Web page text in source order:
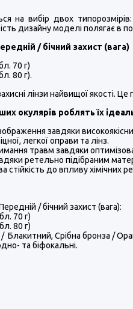
на вибір двох
дизайну моделі полягає в
/ бічний захист (вага)
70 г)
80 г).
лінзи найвищої якості.
окулярів роблять їх
завдяки
легкої оправи та лінз.
травм завдяки
ретельно підібраним
стійкість до впливу хімічних
/ бічний захист (вага):
70 г)
80 г)
/ Блакитний, Срібна бронза /
та біфокальні.